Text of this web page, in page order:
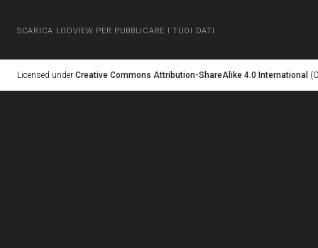
SCARICA LODVIEW PER PUBBLICARE I TUOI DATI
Licensed under Creative Commons Attribution-ShareAlike 4.0 International